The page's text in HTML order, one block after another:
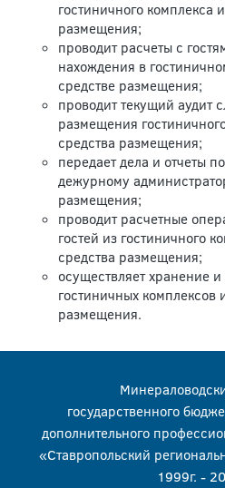
гостиничного комплекса
размещения;
проводит расчеты с
нахождения в
средстве размещения;
проводит текущий аудит
размещения
средства размещения;
передает дела и отчеты
дежурному
размещения;
проводит расчетные
гостей из гостиничного
средства размещения;
осуществляет хранение
гостиничных комплексов
размещения.
государственного
дополнительного
«Ставропольский
1999г. -